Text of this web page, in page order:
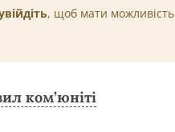
, щоб мати можливість
ком’юніті